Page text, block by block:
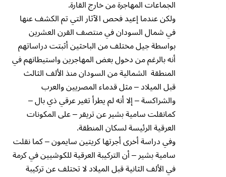
الجماعات المهاجرة من خارج القارة.
ولكن عندما إعيد فحص الآثار التي تم الكشف عنها
في شمال السودان في منتصف القرن العشرين
بواسطة جيل مختلف من الباحثين أثبتت دراساتهم
أنه بالرغم من دخول بعض المهاجرين واستيطانهم في
المنطقة الشمالية من السودان منذ الألف الثالث
قبل الميلاد – مثل قدماء المصريين والعرب
والشراكسة – إلا أنه لم يطرأ تغير عرقي ذي بال –
كمانقلت سامية بشير عن تريقر – على المكونات
العرقية الرئيسة لسكان المنطقة.
وفي دراسة أخرى أجرتها كريتين سايمون – كما نقلت
سامية بشير – أن التركيبة العرقية للكوشيين في كرمة
في الألف الثانية قبل الميلاد لا تختلف عن تركيبة